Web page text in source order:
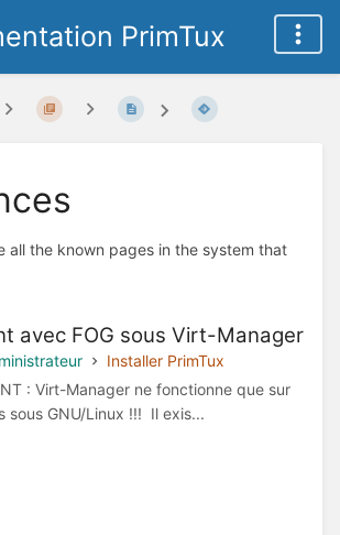
PrimTux
all the known pages in the system that
avec FOG sous Virt-Manager
Installer PrimTux
: Virt-Manager ne fonctionne que sur
sous GNU/Linux !!! Il exis...